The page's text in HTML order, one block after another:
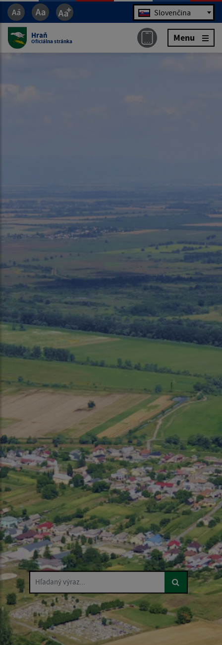
Jazyk Slovenčina
Hraň
Oficiálna stránka Menu
Hľadaný výraz...